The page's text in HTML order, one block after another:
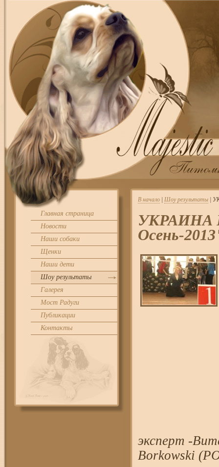
Главная страница
Новости
Наши собаки
Щенки
Наши дети
Шоу результаты
Галерея
Мост Радуги
Публикации
Контакты
В начало Шоу результаты |
УКРАИНА
Осень-
эксперт -
Borkowski